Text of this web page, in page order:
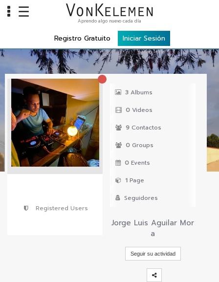
Home
Cursos
Carreras
Costos
Tools
VKTV
vLearn
vKonnect
☰ Aprendo algo nuevo cada día
Registro Gratuito Iniciar Sesión
Registered Users
3 Albums
0 Videos
9 Contactos
0 Groups
0 Events
1 Page
Seguidores
Jorge Luis Aguilar Mor
a
Seguir su actividad